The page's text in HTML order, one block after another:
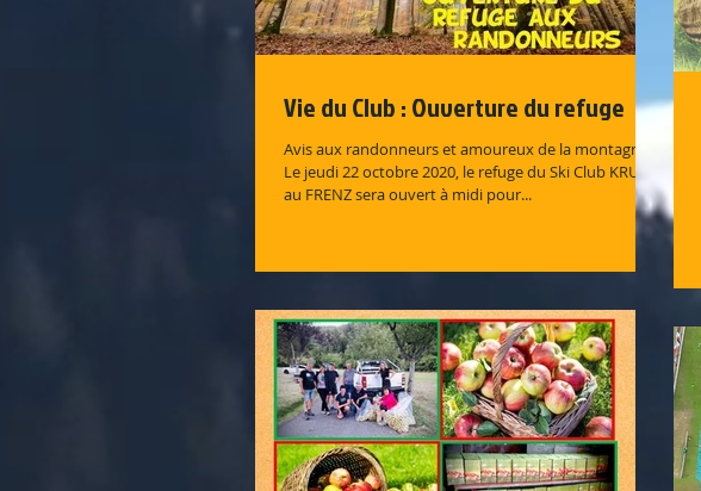
Vie du Club : Ouverture du refuge
Avis aux randonneurs et amoureux de la montagne!
Le jeudi 22 octobre 2020, le refuge du Ski Club KRUTH
au FRENZ sera ouvert à midi pour...